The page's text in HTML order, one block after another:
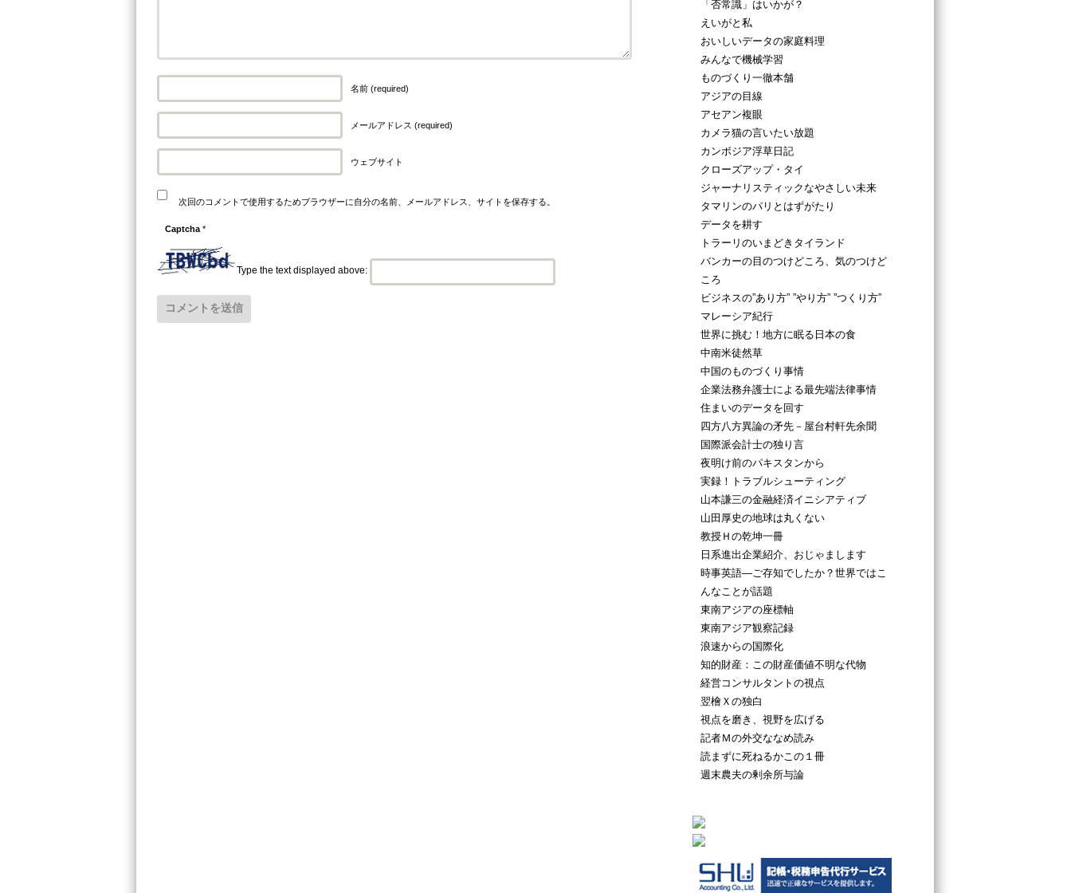
名前 (required)
メールアドレス (required)
ウェブサイト
次回のコメントで使用するためブラウザーに自分の名前、メールアドレス、サイトを保存する。
Captcha*
Type the text displayed above:
「否常識」はいかが？
えいがと私
おいしいデータの家庭料理
みんなで機械学習
ものづくり一徹本舗
アジアの目線
アセアン複眼
カメラ猫の言いたい放題
カンボジア浮草日記
クローズアップ・タイ
ジャーナリスティックなやさしい未来
タマリンのパリとはずがたり
データを耕す
トラーリのいまどきタイランド
バンカーの目のつけどころ、気のつけど
ころ
ビジネスの”あり方” ”やり方” ”つくり方”
マレーシア紀行
世界に挑む！地方に眠る日本の食
中南米徒然草
中国のものづくり事情
企業法務弁護士による最先端法律事情
住まいのデータを回す
四方八方異論の矛先－屋台村軒先余聞
国際派会計士の独り言
夜明け前のパキスタンから
実録！トラブルシューティング
山本謙三の金融経済イニシアティブ
山田厚史の地球は丸くない
教授Ｈの乾坤一冊
日系進出企業紹介、おじゃまします
時事英語―ご存知でしたか？世界ではこ
んなことが話題
東南アジアの座標軸
東南アジア観察記録
浪速からの国際化
知的財産：この財産価値不明な代物
経営コンサルタントの視点
翌檜Ｘの独白
視点を磨き、視野を広げる
記者Ｍの外交ななめ読み
読まずに死ねるかこの１冊
週末農夫の剰余所与論